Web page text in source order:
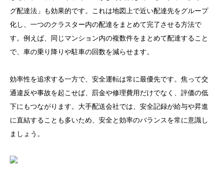
グ配達法」も効果的です。これは地図上で近い配達先をグループ
化し、一つのクラスター内の配達をまとめて完了させる方法で
す。例えば、同じマンション内の複数件をまとめて配達すること
で、車の乗り降りや駐車の回数を減らせます。
効率性を追求する一方で、安全運転は常に最優先です。焦って交
通違反や事故を起こせば、罰金や修理費用だけでなく、評価の低
下にもつながります。大手配送会社では、安全記録が給与や昇進
に直結することも多いため、安全と効率のバランスを常に意識し
ましょう。